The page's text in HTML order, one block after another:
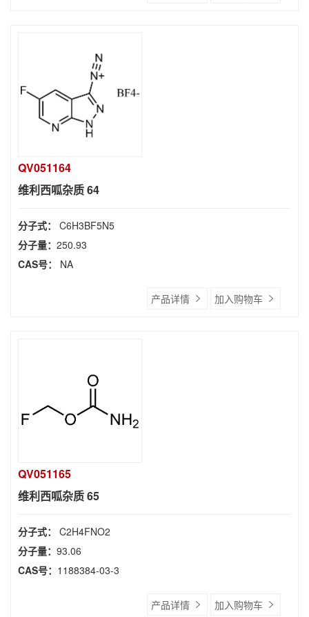
QV051164
维利西呱杂质 64
分子式： C6H3BF5N5
分子量： 250.93
CAS号：
NA
产品详情 加入购物车
QV051165
维利西呱杂质 65
分子式： C2H4FNO2
分子量： 93.06
CAS号： 1188384-03-3
产品详情 加入购物车